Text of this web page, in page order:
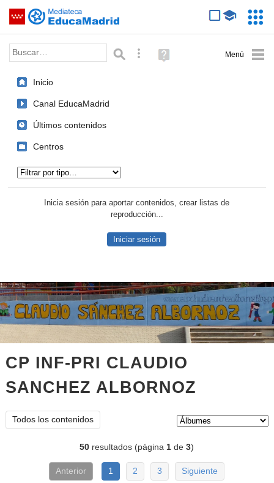
Saltar navegación
Palabra o frase: Búsqueda avanzada
Ayuda
(en
Inicio
Canal EducaMadrid
Últimos contenidos
Centros
Inicia sesión para aportar contenidos, crear listas de
reproducción...
Iniciar sesión
CP INF-PRI CLAUDIO
SANCHEZ ALBORNOZ
Todos los contenidos
50 resultados (página1 de3)
Anterior 1 2 3 Siguiente